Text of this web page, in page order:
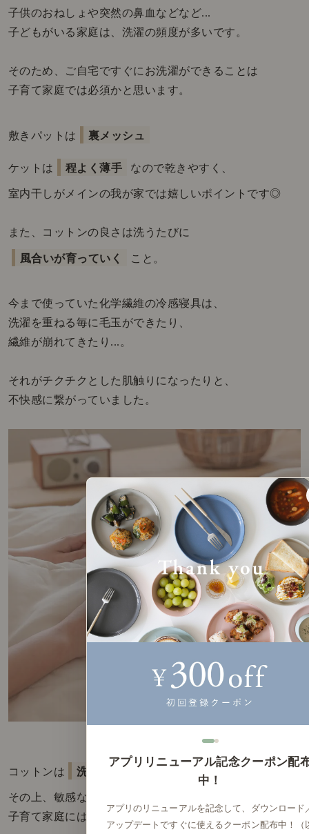
子供のおねしょや突然の鼻血などなど...
子どもがいる家庭は、洗濯の頻度が多いです。
そのため、ご自宅ですぐにお洗濯ができることは
子育て家庭では必須かと思います。
敷きパットは 裏メッシュ
ケットは 程よく薄手 なので乾きやすく、
室内干しがメインの我が家では嬉しいポイントです◎
また、コットンの良さは洗うたびに
風合いが育っていく こと。
今まで使っていた化学繊維の冷感寝具は、
洗濯を重ねる毎に毛玉ができたり、
繊維が崩れてきたり...。
それがチクチクとした肌触りになったりと、
不快感に繋がっていました。
コットンは 洗うほどにやわらかく風合いが増し、
その上、敏感な子供のお肌に優しいのは
子育て家庭にはぴったりですね。
アプリリニューアル記念クーポン配
中！
アプリのリニューアルを記念して、ダウンロード
アップデートですぐに使えるクーポン配布中！（